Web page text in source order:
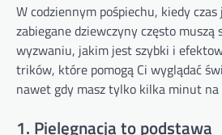
W codziennym pośpiechu, kiedy czas
zabiegane dziewczyny często muszą
wyzwaniu, jakim jest szybki i
trików, które pomogą Ci wyglądać
nawet gdy masz tylko kilka minut
1. Pielęgnacja to podstawa